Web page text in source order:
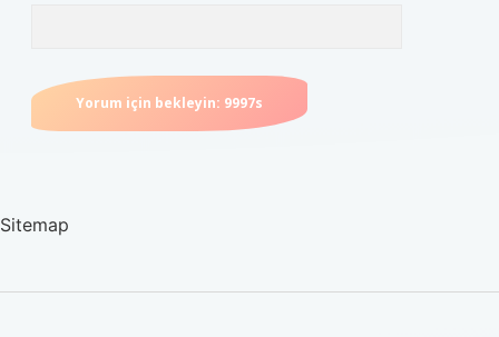
Sitemap